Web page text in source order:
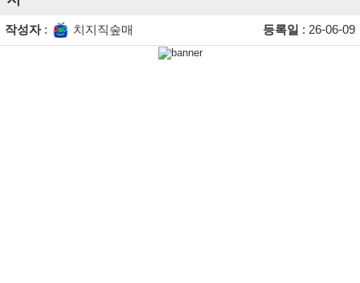
작성자: 치지직숲매 등록일 : 26-06-09